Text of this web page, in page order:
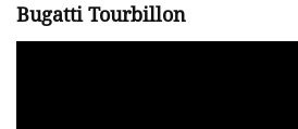
Bugatti Tourbillon